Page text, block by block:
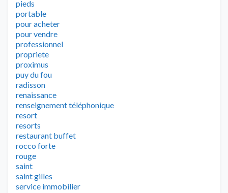
pieds
portable
pour acheter
pour vendre
professionnel
propriete
proximus
puy du fou
radisson
renaissance
renseignement téléphonique
resort
resorts
restaurant buffet
rocco forte
rouge
saint
saint gilles
service immobilier